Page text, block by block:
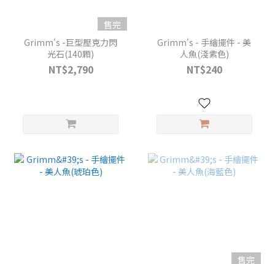
售完
Grimm's -巨型壓克力閃
光石(140顆)
NT$2,790
Grimm's - 手繪擺件 - 美
人魚(淺紫色)
NT$240
售完